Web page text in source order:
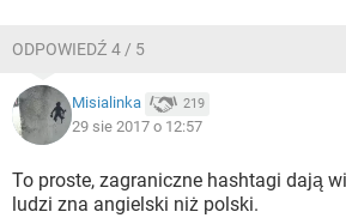
ODPOWIEDŹ 4 / 5
Misialinka 219
29 sie 2017 o 12:57
To proste, zagraniczne hashtagi dają
ludzi zna angielski niż polski.